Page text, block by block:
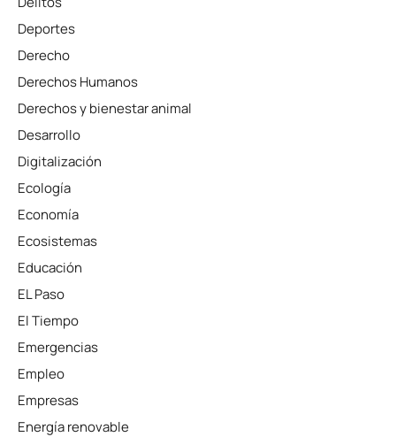
Deportes
Derecho
Derechos Humanos
Derechos y bienestar animal
Desarrollo
Digitalización
Ecología
Economía
Ecosistemas
Educación
EL Paso
El Tiempo
Emergencias
Empleo
Empresas
Energía renovable